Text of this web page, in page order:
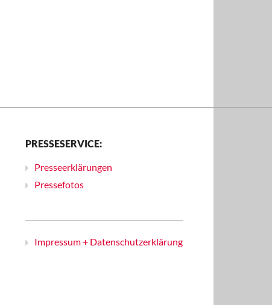
PRESSESERVICE:
Presseerklärungen
Pressefotos
Impressum + Datenschutzerklärung